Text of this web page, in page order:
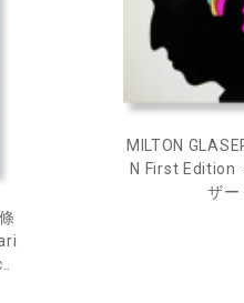
MILTON
N First Edition
ザー